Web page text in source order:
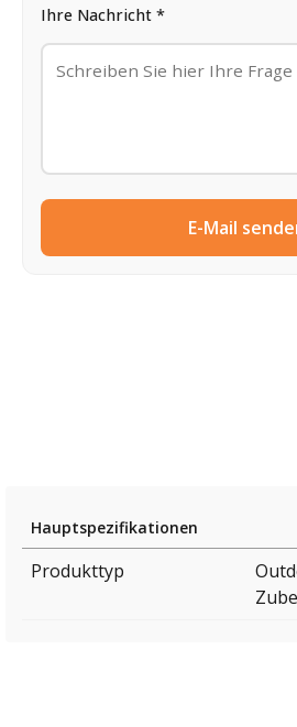
Ihre Nachricht *
E-Mail
Hauptspezifikationen
Produkttyp